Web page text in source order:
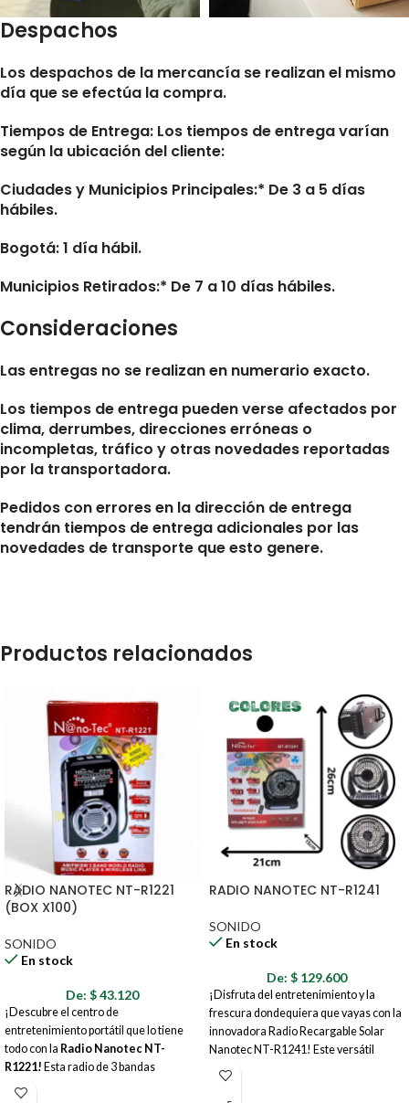
Despachos
Los despachos de la mercancía se realizan el mismo
día que se efectúa la compra.
Tiempos de Entrega: Los tiempos de entrega varían
según la ubicación del cliente:
Ciudades y Municipios Principales:* De 3 a 5 días
hábiles.
Bogotá: 1 día hábil.
Municipios Retirados:* De 7 a 10 días hábiles.
Consideraciones
Las entregas no se realizan en numerario exacto.
Los tiempos de entrega pueden verse afectados por
clima, derrumbes, direcciones erróneas o
incompletas, tráfico y otras novedades reportadas
por la transportadora.
Pedidos con errores en la dirección de entrega
tendrán tiempos de entrega adicionales por las
novedades de transporte que esto genere.
Productos relacionados
RADIO NANOTEC NT-R1221
(BOX X100)
SONIDO
En stock
De: $43.120
¡Descubre el centro de
entretenimiento portátil que lo tiene
todo con la Radio Nanotec NT-
R1221! Esta radio de 3 bandas
AM/FM/SW no solo te conecta con tus
RADIO NANOTEC NT-R1241
SONIDO
En stock
De: $ 129.600
¡Disfruta del entretenimiento y la
frescura dondequiera que vayas con la
innovadora Radio Recargable Solar
Nanotec NT-R1241! Este versátil
dispositivo combina una radio FM, un
reproductor de música, un potente